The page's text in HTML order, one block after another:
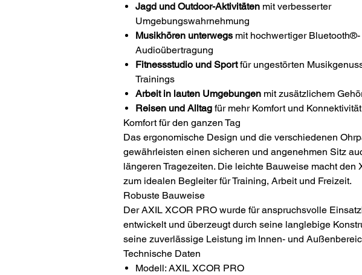
Jagd und Outdoor-Aktivitäten mit verbesserter
Umgebungswahrnehmung
Musikhören unterwegs mit hochwertiger Bluetooth®-
Audioübertragung
Fitnessstudio und Sportfür ungestörten
Trainings
Arbeit in lauten Umgebungen mit zusätzlichem
Reisen und Alltag für mehr Komfort und Konnektivität
Komfort für den ganzen Tag
Das ergonomische Design und die verschiedenen
gewährleisten einen sicheren und angenehmen Sitz
längeren Tragezeiten. Die leichte Bauweise macht den
zum idealen Begleiter für Training, Arbeit und Freizeit.
Robuste Bauweise
Der AXIL XCOR PRO wurde für anspruchsvolle
entwickelt und überzeugt durch seine langlebige
seine zuverlässige Leistung im Innen- und
Technische Daten
Modell: AXIL XCOR PRO